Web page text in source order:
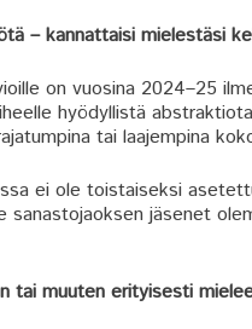
– kannattaisi mielestäsi
on vuosina 2024–25
hyödyllistä
tai laajempina
ei ole toistaiseksi
jäsenet
tai muuten erityisesti